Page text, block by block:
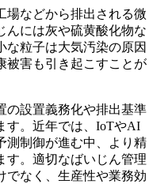
場などから排出される微
んには灰や硫黄酸化物な
な粒子は大気汚染の原因
被害も引き起こすことが
の設置義務化や排出基準
す。近年では、IoTやAI
測制御が進む中、より精
す。適切なばいじん管理
でなく、生産性や業務効